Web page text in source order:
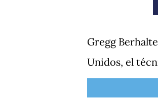
Gregg
Unidos, el